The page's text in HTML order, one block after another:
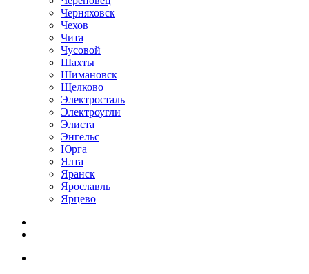
Черняховск
Чехов
Чита
Чусовой
Шахты
Шимановск
Щелково
Электросталь
Электроугли
Элиста
Энгельс
Юрга
Ялта
Яранск
Ярославль
Ярцево